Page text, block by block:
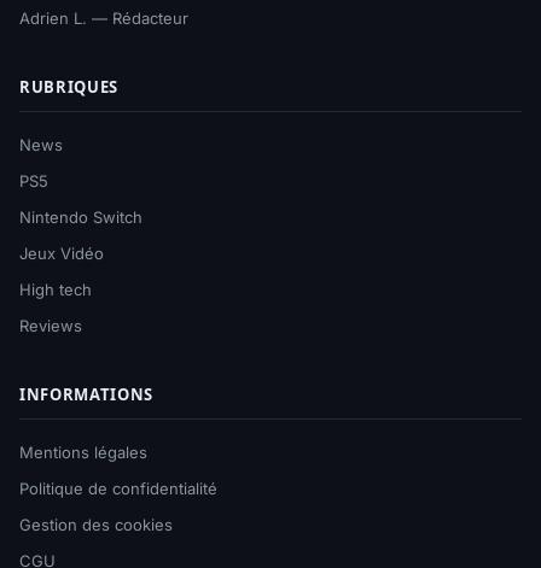
Adrien L. — Rédacteur
RUBRIQUES
News
PS5
Nintendo Switch
Jeux Vidéo
High tech
Reviews
INFORMATIONS
Mentions légales
Politique de confidentialité
Gestion des cookies
CGU